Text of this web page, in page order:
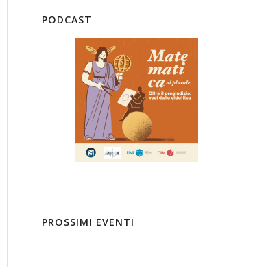
PODCAST
PROSSIMI EVENTI